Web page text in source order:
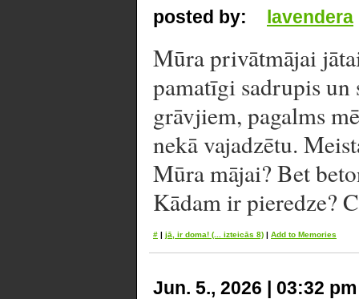
posted by:
lavendera
Mūra privātmājai
pamatīgi sadrupis un
grāvjiem, pagalms
nekā vajadzētu.
Mūra mājai? Bet
Kādam ir pieredze?
# | jā, ir doma! (... izteicās 8) | Add to Memories
Jun. 5., 2026 | 03:32 pm